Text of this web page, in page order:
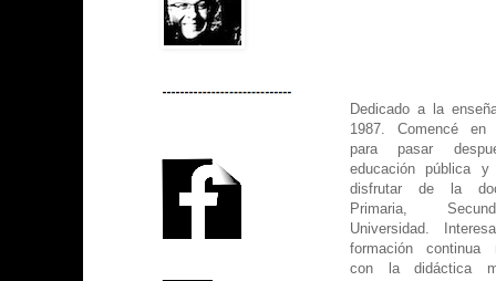
Dedicado a la
1987. Comencé en
para pasar
educación pública
disfrutar de la
Primaria,
Universidad.
formación continua
con la didáctica